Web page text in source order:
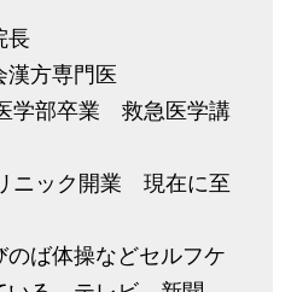
長
漢方専門医
学部卒業 救急医学講
ニック開業 現在に至
のば体操などセルフケ